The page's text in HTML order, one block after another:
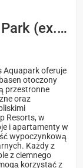
Garden) 5*
Aquapark oferuje
otoczony
przestronne
oraz
Resorts, w
i apartamenty w
wypoczynkową
Każdy z
z ciemnego
korzystać z